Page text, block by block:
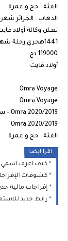
الفئة : حج و عمرة
الذهاب : الجزائر
تعلن وكالة أولاد
1441هجري رحلة شهر نوفمبر2020 مع الخطوط الجوية السعودية -
119000 دج
أولاد فايت
------------
Omra Voyage
Omra Voyage
Omra 2020/2019 - سياحة و سفر
Omra 2020/2019
الفئة : حج و عمرة
اقرا ايضا
كيف اعرف اسمي في الإفراجات الصحة 2026؟
كشوفات الإفراجات المالية لشهر 7: قوائم الموظفين
إفراجات مالية جديدة.. ورفع مرتبات شهر
رابط جديد للاستعلام عن نتيجة